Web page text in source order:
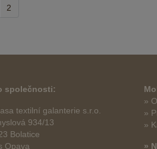
2
společnosti:
textilní galanterie s.r.o.
934/13
Bolatice
Opava
»
»
»
»